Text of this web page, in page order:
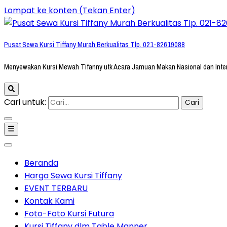
Lompat ke konten (Tekan Enter)
Pusat Sewa Kursi Tiffany Murah Berkualitas Tlp. 021-82619088
Menyewakan Kursi Mewah Tifanny utk Acara Jamuan Makan Nasional dan
Cari untuk:
Beranda
Harga Sewa Kursi Tiffany
EVENT TERBARU
Kontak Kami
Foto-Foto Kursi Futura